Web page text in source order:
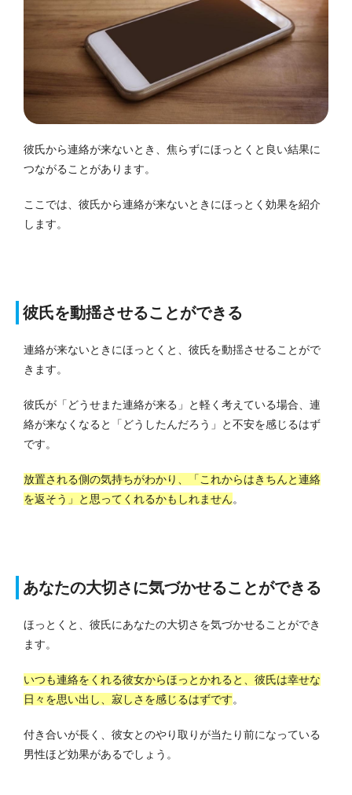
彼氏から連絡が来ないとき、焦らずにほっとくと良い結果に
つながることがあります。
ここでは、彼氏から連絡が来ないときにほっとく効果を紹介
します。
彼氏を動揺させることができる
連絡が来ないときにほっとくと、彼氏を動揺させることがで
きます。
彼氏が「どうせまた連絡が来る」と軽く考えている場合、連
絡が来なくなると「どうしたんだろう」と不安を感じるはず
です。
放置される側の気持ちがわかり、「これからはきちんと連絡
を返そう」と思ってくれるかもしれません。
あなたの大切さに気づかせることができる
ほっとくと、彼氏にあなたの大切さを気づかせることができ
ます。
いつも連絡をくれる彼女からほっとかれると、彼氏は幸せな
日々を思い出し、寂しさを感じるはずです。
付き合いが長く、彼女とのやり取りが当たり前になっている
男性ほど効果があるでしょう。